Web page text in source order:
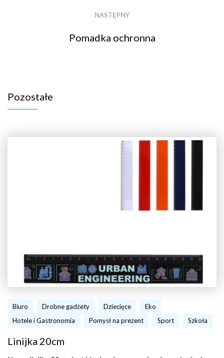
NASTĘPNY
Pomadka ochronna
Pozostałe
Biuro Drobne gadżety Dziecięce
Eko
Hotele i Gastronomia
Pomysł na prezent Sport Szkoła
Linijka 20cm